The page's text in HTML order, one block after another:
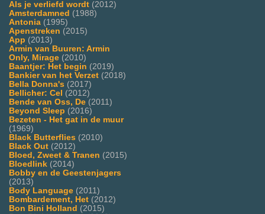
Als je verliefd wordt (2012)
Amsterdamned (1988)
Antonia (1995)
Apenstreken (2015)
App (2013)
Armin van Buuren: Armin
Only, Mirage (2010)
Baantjer: Het begin (2019)
Bankier van het Verzet (2018)
Bella Donna's (2017)
Bellicher: Cel (2012)
Bende van Oss, De (2011)
Beyond Sleep (2016)
Bezeten - Het gat in de muur
(1969)
Black Butterflies (2010)
Black Out (2012)
Bloed, Zweet & Tranen (2015)
Bloedlink (2014)
Bobby en de Geestenjagers
(2013)
Body Language (2011)
Bombardement, Het (2012)
Bon Bini Holland (2015)